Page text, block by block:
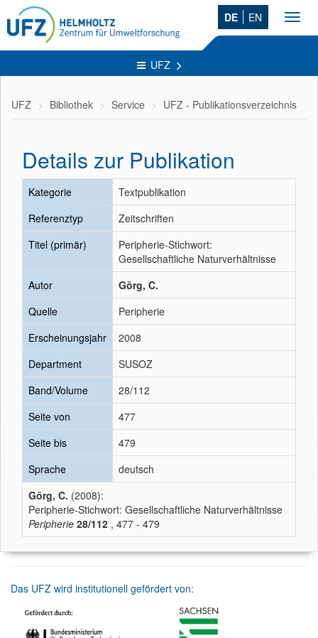
DE EN
UFZ
UFZ Bibliothek Service UFZ - Publikationsverzeichnis
Details zur Publikation
Kategorie
Textpublikation
Referenztyp
Zeitschriften
Titel (primär)
Peripherie-Stichwort:
Gesellschaftliche Naturverhältnisse
Autor
Görg, C.
Quelle
Peripherie
Erscheinungsjahr
2008
Department
SUSOZ
Band/Volume
28/112
Seite von
477
Seite bis
479
Sprache
deutsch
Görg, C. (2008):
Peripherie-Stichwort: Gesellschaftliche Naturverhältnisse
Peripherie 28/112 , 477 - 479
Das UFZ wird institutionell gefördert von: